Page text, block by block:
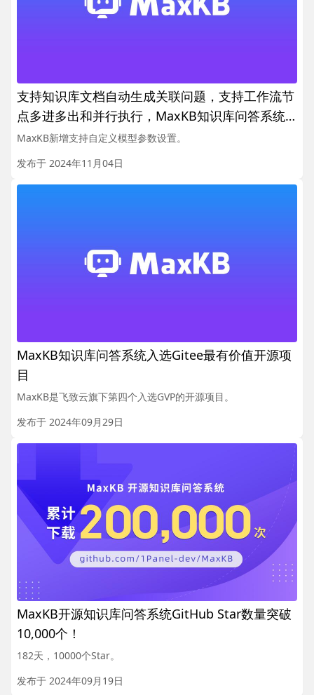
支持知识库文档自动生成关联问题，支持工作流节
点多进多出和并行执行，MaxKB知识库问答系统
v1.7版本发布
MaxKB新增支持自定义模型参数设置。
发布于 2024年11月04日
MaxKB知识库问答系统入选Gitee最有价值开源项
目
MaxKB是飞致云旗下第四个入选GVP的开源项目。
发布于 2024年09月29日
MaxKB开源知识库问答系统GitHub Star数量突破
10,000个！
182天，10000个Star。
发布于 2024年09月19日